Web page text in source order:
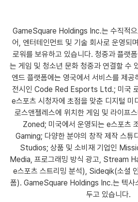
GameSquare Holdings Inc.는 수직적으
어, 엔터테인먼트 및 기술 회사로 운영되
로워를 보유하고 있습니다. 청중과 플랫
는 게임 및 청소년 문화 청중과 연결할 수
엔드 플랫폼에는 영국에서 서비스를 제공
전시인 Code Red Esports Ltd.; 미국
e스포츠 시청자에 초점을 맞춘 디지털 미
로스앤젤레스에 위치한 게임 및 라이프
Zoned; 미국에서 운영되는 e스포츠
Gaming; 다양한 분야의 창작 제작 스
Studios; 상품 및 소비재 기업인
Media, 프로그래밍 방식 광고, Stream
e스포츠 스트리밍 분석), Sideqik(소셜
폼). GameSquare Holdings Inc.는 텍사
두고 있습니다.